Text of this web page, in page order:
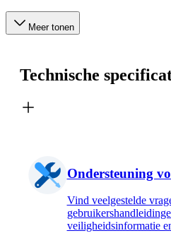
Meer tonen
Technische
Ondersteuning
Vind veelgestelde
veiligheidsinformatie